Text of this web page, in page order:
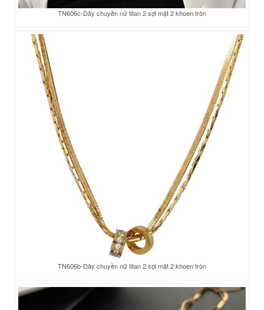
TN606c-Dây chuyền nữ titan 2 sợi mặt 2 khoen tròn
TN606b-Dây chuyền nữ titan 2 sợi mặt 2 khoen tròn